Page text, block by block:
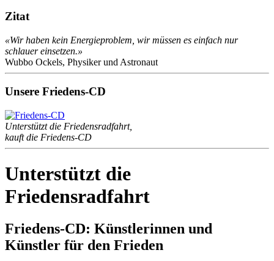
Zitat
«Wir haben kein Energieproblem, wir müssen es einfach nur
schlauer einsetzen.»
Wubbo Ockels, Physiker und Astronaut
Unsere Friedens-CD
Unterstützt die Friedensradfahrt,
kauft die Friedens-CD
Unterstützt die
Friedensradfahrt
Friedens-CD: Künstlerinnen und
Künstler für den Frieden